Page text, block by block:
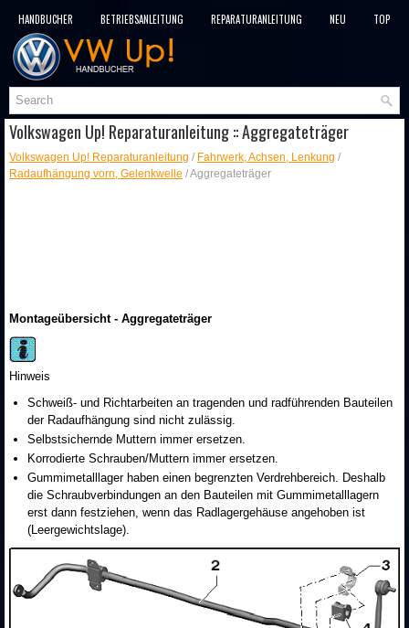
HANDBÜCHER BETRIEBSANLEITUNG REPARATURANLEITUNG NEU
TOP
SITEMAP
Volkswagen Up! Reparaturanleitung :: Aggregateträger
Volkswagen Up! Reparaturanleitung / Fahrwerk, Achsen, Lenkung /
Radaufhängung vorn, Gelenkwelle / Aggregateträger
Montageübersicht - Aggregateträger
Hinweis
Schweiß- und Richtarbeiten an tragenden und radführenden Bauteilen
der Radaufhängung sind nicht zulässig.
Selbstsichernde Muttern immer ersetzen.
Korrodierte Schrauben/Muttern immer ersetzen.
Gummimetalllager haben einen begrenzten Verdrehbereich. Deshalb
die Schraubverbindungen an den Bauteilen mit Gummimetalllagern
erst dann festziehen, wenn das Radlagergehäuse angehoben ist
(Leergewichtslage).